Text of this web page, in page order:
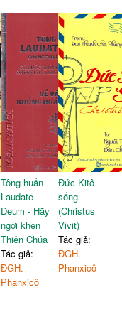
Tông huấn
Laudate
Deum - Hãy
ngợi khen
Thiên Chúa
Tác giả:
ĐGH.
Phanxicô
Đức Kitô
sống
(Christus
Vivit)
Tác giả:
ĐGH.
Phanxicô